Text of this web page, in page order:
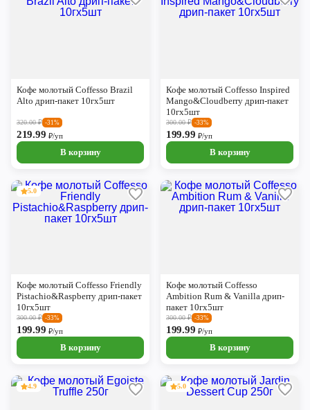
Кофе молотый Coffesso Brazil
Alto дрип-пакет 10гх5шт
320.00₽ -31%
219.99 ₽/уп
В корзину
Кофе молотый Coffesso Inspired
Mango&Cloudberry дрип-пакет
10гх5шт
300.00₽ -33%
199.99 ₽/уп
В корзину
5.0
Кофе молотый Coffesso Friendly
Pistachio&Raspberry дрип-пакет
10гх5шт
300.00₽ -33%
199.99 ₽/уп
В корзину
Кофе молотый Coffesso
Ambition Rum & Vanilla дрип-
пакет 10гх5шт
300.00₽ -33%
199.99 ₽/уп
В корзину
4.9 5.0